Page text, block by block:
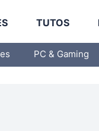
TUTOS
PC & Gaming